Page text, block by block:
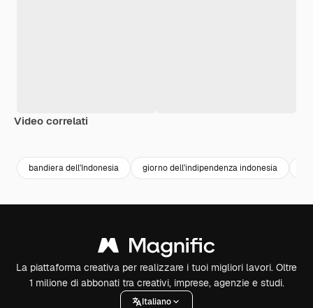
Video correlati
bandiera dell'Indonesia giorno dell'indipendenza indonesia
La piattaforma creativa per realizzare i tuoi migliori lavori. Oltre
1 milione di abbonati tra creativi, imprese, agenzie e studi.
Italiano